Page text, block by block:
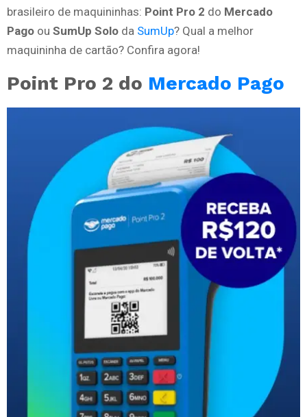
brasileiro de maquininhas: Point Pro 2 do Mercado
Pago ou SumUp Solo da SumUp? Qual a melhor
maquininha de cartão? Confira agora!
Point Pro 2 do Mercado Pago